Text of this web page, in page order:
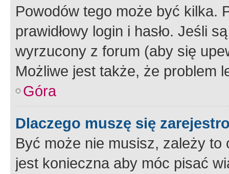
Powodów tego może być kilka.
prawidłowy login i hasło. Jeśli
wyrzucony z forum (aby się
Możliwe jest także, że problem
Góra
Dlaczego muszę się
Być może nie musisz, zależy
jest konieczna aby móc pisać